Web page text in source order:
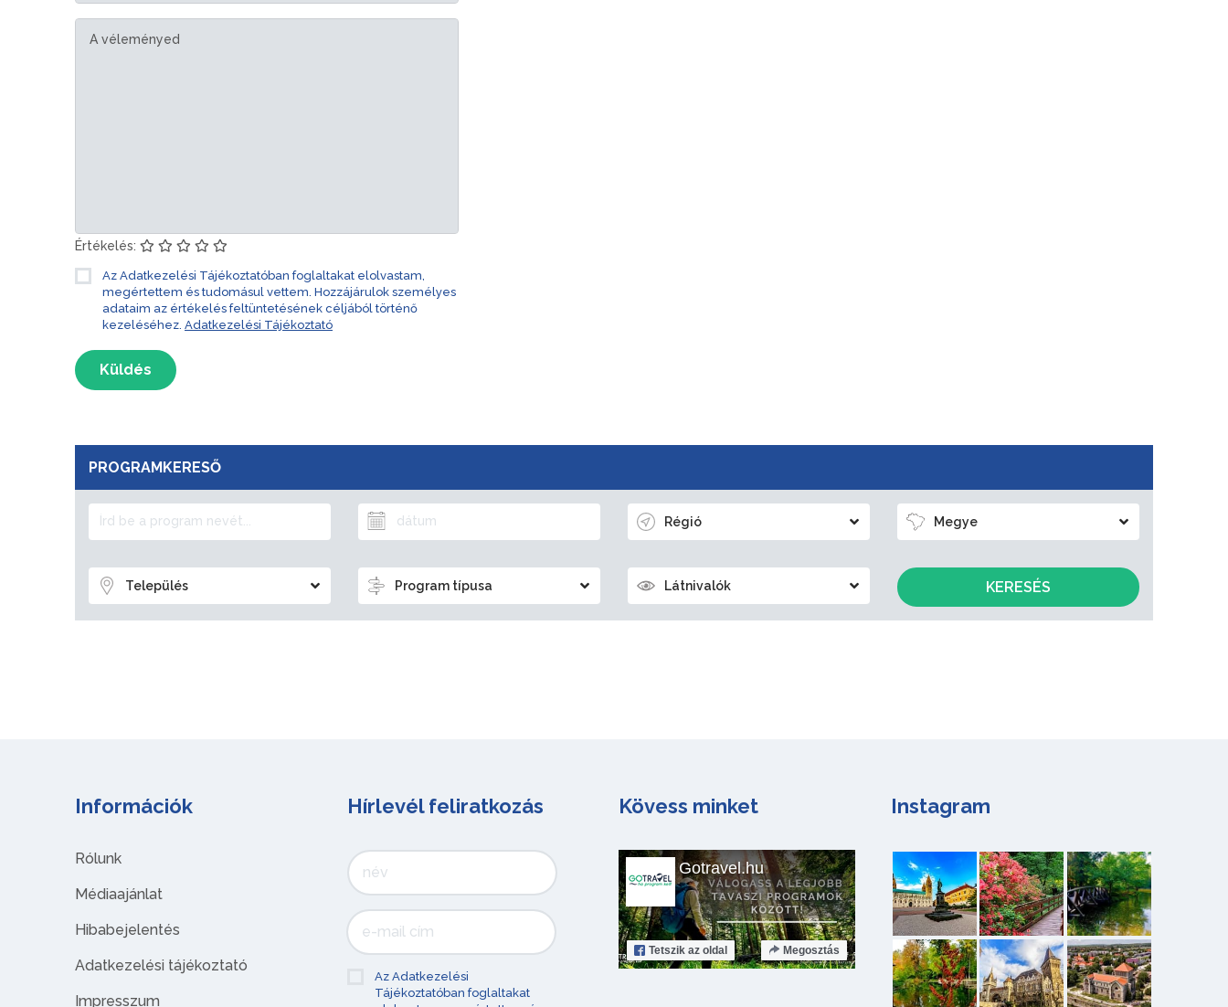
Értékelés:
Az Adatkezelési Tájékoztatóban foglaltakat elolvastam,
megértettem és tudomásul vettem. Hozzájárulok személyes
adataim az értékelés feltüntetésének céljából történő
kezeléséhez. Adatkezelési Tájékoztató
Küldés
PROGRAMKERESŐ
Régió Megye
Település Program típusa Látnivalók KERESÉS
Információk
Rólunk
Médiaajánlat
Hibabejelentés
Adatkezelési tájékoztató
Impresszum
Hírlevél feliratkozás
Az Adatkezelési
Tájékoztatóban foglaltakat
Kövess minket
Gotravel.hu
Tetszik az oldal Megosztás
Instagram